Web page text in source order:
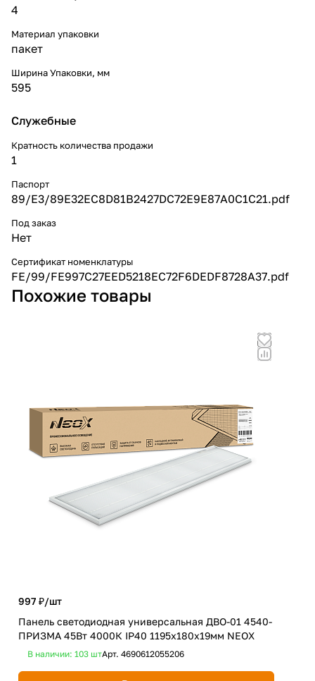
4
Материал упаковки
пакет
Ширина Упаковки, мм
595
Служебные
Кратность количества продажи
1
Паспорт
89/E3/89E32EC8D81B2427DC72E9E87A0C1C21.pdf
Под заказ
Нет
Сертификат номенклатуры
FE/99/FE997C27EED5218EC72F6DEDF8728A37.pdf
Похожие товары
997 ₽/шт
Панель светодиодная универсальная ДВО-01 4540-
ПРИЗМА 45Вт 4000К IP40 1195x180х19мм NEOX
В наличии: 103 штАрт. 4690612055206